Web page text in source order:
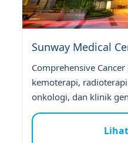
Sunway Medical
Comprehensive Cancer
kemoterapi,
onkologi, dan klinik